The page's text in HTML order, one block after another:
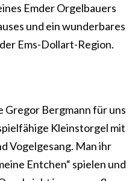
Emder Orgelbauers
und ein wunderbares
Ems-Dollart-Region.
Gregor Bergmann für uns
Kleinstorgel mit
Vogelgesang. Man ihr
Entchen“ spielen und